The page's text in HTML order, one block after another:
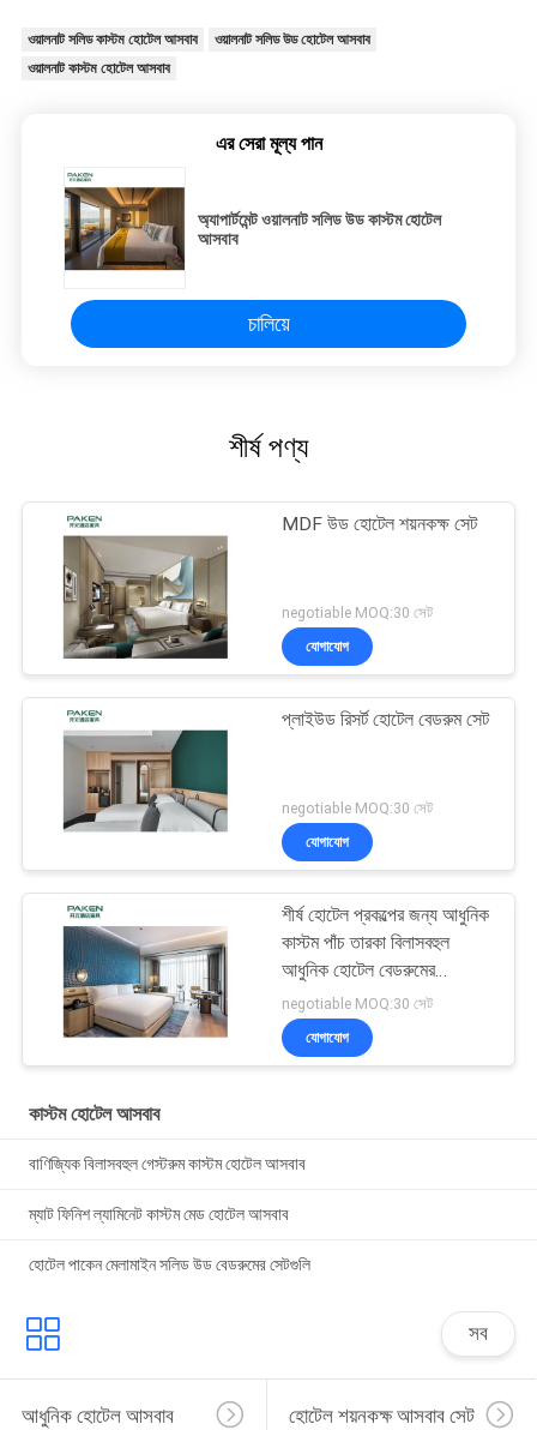
ওয়ালনাট সলিড কাস্টম হোটেল আসবাব
ওয়ালনাট সলিড উড হোটেল আসবাব
ওয়ালনাট কাস্টম হোটেল আসবাব
এর সেরা মূল্য পান
অ্যাপার্টমেন্ট ওয়ালনাট সলিড উড কাস্টম হোটেল
আসবাব
চালিয়ে
শীর্ষ পণ্য
MDF উড হোটেল শয়নকক্ষ সেট
negotiable MOQ:30 সেট
যোগাযোগ
প্লাইউড রিসর্ট হোটেল বেডরুম সেট
negotiable MOQ:30 সেট
যোগাযোগ
শীর্ষ হোটেল প্রকল্পের জন্য আধুনিক
কাস্টম পাঁচ তারকা বিলাসবহুল
আধুনিক হোটেল বেডরুমের
আসবাবপত্র
negotiable MOQ:30 সেট
যোগাযোগ
কাস্টম হোটেল আসবাব
বাণিজ্যিক বিলাসবহুল গেস্টরুম কাস্টম হোটেল আসবাব
ম্যাট ফিনিশ ল্যামিনেট কাস্টম মেড হোটেল আসবাব
হোটেল পাকেন মেলামাইন সলিড উড বেডরুমের সেটগুলি
সব
আধুনিক হোটেল আসবাব হোটেল শয়নকক্ষ আসবাব সেট